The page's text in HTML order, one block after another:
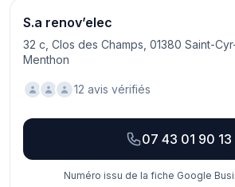
S.a renov’elec
32 c, Clos des Champs, 01380 Saint-
Menthon
12 avis vérifiés
07 43 01 90 13
Numéro issu de la fiche Google